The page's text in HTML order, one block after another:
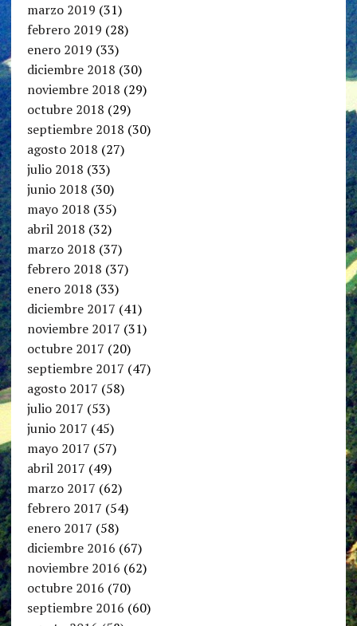
marzo 2019 (31)
febrero 2019 (28)
enero 2019 (33)
diciembre 2018 (30)
noviembre 2018 (29)
octubre 2018 (29)
septiembre 2018 (30)
agosto 2018 (27)
julio 2018 (33)
junio 2018 (30)
mayo 2018 (35)
abril 2018 (32)
marzo 2018 (37)
febrero 2018 (37)
enero 2018 (33)
diciembre 2017 (41)
noviembre 2017 (31)
octubre 2017 (20)
septiembre 2017 (47)
agosto 2017 (58)
julio 2017 (53)
junio 2017 (45)
mayo 2017 (57)
abril 2017 (49)
marzo 2017 (62)
febrero 2017 (54)
enero 2017 (58)
diciembre 2016 (67)
noviembre 2016 (62)
octubre 2016 (70)
septiembre 2016 (60)